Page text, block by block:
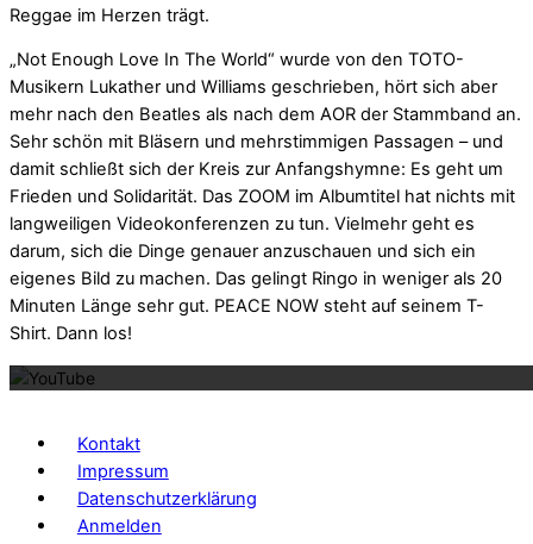
Reggae im Herzen trägt.
„Not Enough Love In The World“ wurde von den TOTO-
Musikern Lukather und Williams geschrieben, hört sich aber
mehr nach den Beatles als nach dem AOR der Stammband an.
Sehr schön mit Bläsern und mehrstimmigen Passagen – und
damit schließt sich der Kreis zur Anfangshymne: Es geht um
Frieden und Solidarität. Das ZOOM im Albumtitel hat nichts mit
langweiligen Videokonferenzen zu tun. Vielmehr geht es
darum, sich die Dinge genauer anzuschauen und sich ein
eigenes Bild zu machen. Das gelingt Ringo in weniger als 20
Minuten Länge sehr gut. PEACE NOW steht auf seinem T-
Shirt. Dann los!
Mit dem
Kontakt
Impressum
Datenschutzerklärung
Anmelden